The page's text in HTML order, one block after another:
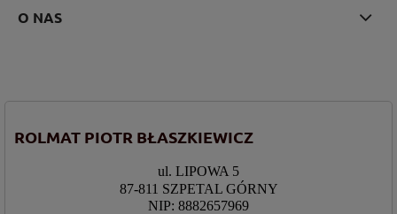
O NAS
ROLMAT PIOTR BŁASZKIEWICZ
ul. LIPOWA 5
87-811 SZPETAL GÓRNY
NIP: 8882657969